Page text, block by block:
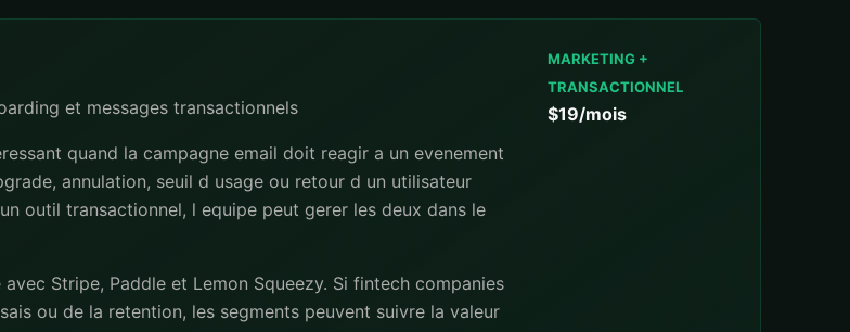
et messages transactionnels
quand la campagne email doit reagir a un evenement
annulation, seuil d usage ou retour d un utilisateur
outil transactionnel, l equipe peut gerer les deux dans le
Stripe, Paddle et Lemon Squeezy. Si fintech companies
ou de la retention, les segments peuvent suivre la valeur
MARKETING +
TRANSACTIONNEL
$19/mois